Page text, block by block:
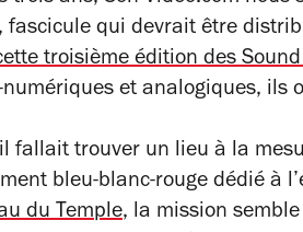
fascicule qui devrait être
troisième édition des
et analogiques, ils
fallait trouver un lieu à la
bleu-blanc-rouge dédié à
du Temple, la mission